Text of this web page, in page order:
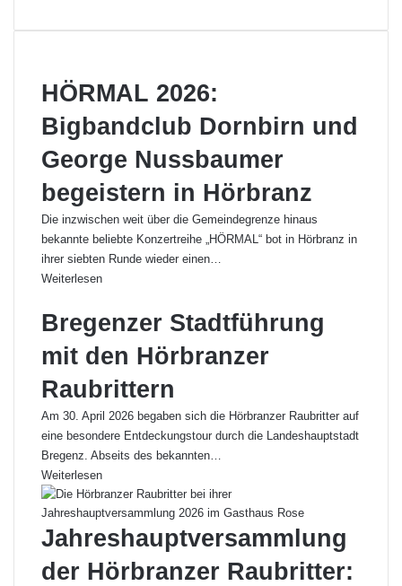
HÖRMAL 2026:
Bigbandclub Dornbirn und
George Nussbaumer
begeistern in Hörbranz
Die inzwischen weit über die Gemeindegrenze hinaus
bekannte beliebte Konzertreihe „HÖRMAL“ bot in Hörbranz in
ihrer siebten Runde wieder einen…
Weiterlesen
Bregenzer Stadtführung
mit den Hörbranzer
Raubrittern
Am 30. April 2026 begaben sich die Hörbranzer Raubritter auf
eine besondere Entdeckungstour durch die Landeshauptstadt
Bregenz. Abseits des bekannten…
Weiterlesen
Jahreshauptversammlung
der Hörbranzer Raubritter: